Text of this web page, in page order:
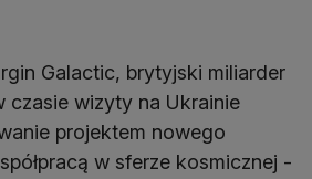
Galactic, brytyjski miliarder
czasie wizyty na Ukrainie
projektem nowego
w sferze kosmicznej -